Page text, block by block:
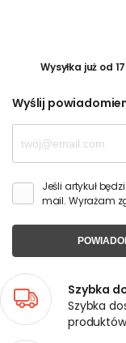
Wysyłka już od
Wyślij
Jeśli artykuł
mail. Wyrażam
Szybka
Szybka
produktów